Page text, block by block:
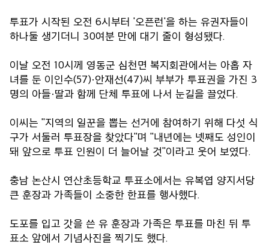
투표가 시작된 오전 6시부터 '오픈런'을 하는 유권자들이
하나둘 생기더니 30여분 만에 대기 줄이 형성됐다.
이날 오전 10시께 영동군 심천면 복지회관에서는 아홉 자
녀를 둔 이인수(57)·안재선(47)씨 부부가 투표권을 가진 3
명의 아들·딸과 함께 단체 투표에 나서 눈길을 끌었다.
이씨는 "지역의 일꾼을 뽑는 선거에 참여하기 위해 다섯 식
구가 서둘러 투표장을 찾았다"며 "내년에는 넷째도 성인이
돼 앞으로 투표 인원이 더 늘어날 것"이라고 웃어 보였다.
충남 논산시 연산초등학교 투표소에서는 유복엽 양지서당
큰 훈장과 가족들이 소중한 한표를 행사했다.
도포를 입고 갓을 쓴 유 훈장과 가족은 투표를 마친 뒤 투
표소 앞에서 기념사진을 찍기도 했다.